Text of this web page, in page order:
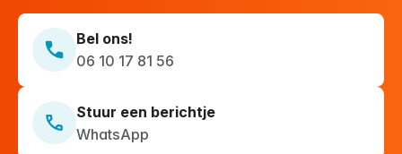
Bel ons!
06 10 17 81 56
Stuur een berichtje
WhatsApp